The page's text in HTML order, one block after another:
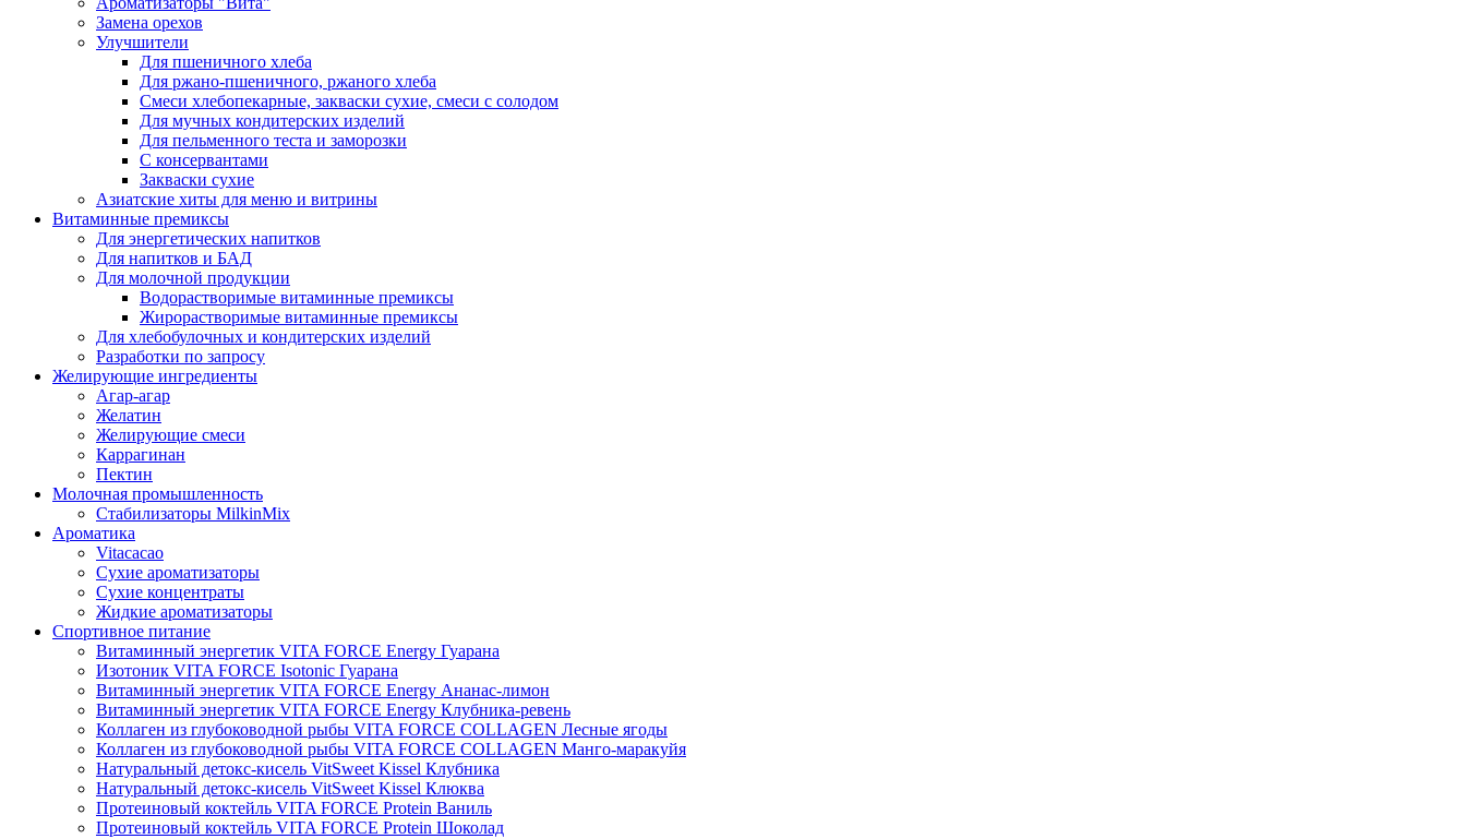
Замена орехов
Улучшители
Для пшеничного хлеба
Для ржано-пшеничного, ржаного хлеба
Смеси хлебопекарные, закваски сухие, смеси с солодом
Для мучных кондитерских изделий
Для пельменного теста и заморозки
С консервантами
Закваски сухие
Азиатские хиты для меню и витрины
Витаминные премиксы
Для энергетических напитков
Для напитков и БАД
Для молочной продукции
Водорастворимые витаминные премиксы
Жирорастворимые витаминные премиксы
Для хлебобулочных и кондитерских изделий
Разработки по запросу
Желирующие ингредиенты
Агар-агар
Желатин
Желирующие смеси
Каррагинан
Пектин
Молочная промышленность
Стабилизаторы MilkinMix
Ароматика
Vitacacao
Сухие ароматизаторы
Сухие концентраты
Жидкие ароматизаторы
Спортивное питание
Витаминный энергетик VITA FORCE Energy Гуарана
Изотоник VITA FORCE Isotonic Гуарана
Витаминный энергетик VITA FORCE Energy Ананас-лимон
Витаминный энергетик VITA FORCE Energy Клубника-ревень
Коллаген из глубоководной рыбы VITA FORCE COLLAGEN Лесные ягоды
Коллаген из глубоководной рыбы VITA FORCE COLLAGEN Манго-маракуйя
Натуральный детокс-кисель VitSweet Kissel Клубника
Натуральный детокс-кисель VitSweet Kissel Клюква
Протеиновый коктейль VITA FORCE Protein Ваниль
Протеиновый коктейль VITA FORCE Protein Шоколад